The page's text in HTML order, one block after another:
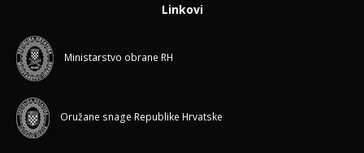
Linkovi
Ministarstvo obrane RH
Oružane snage Republike Hrvatske